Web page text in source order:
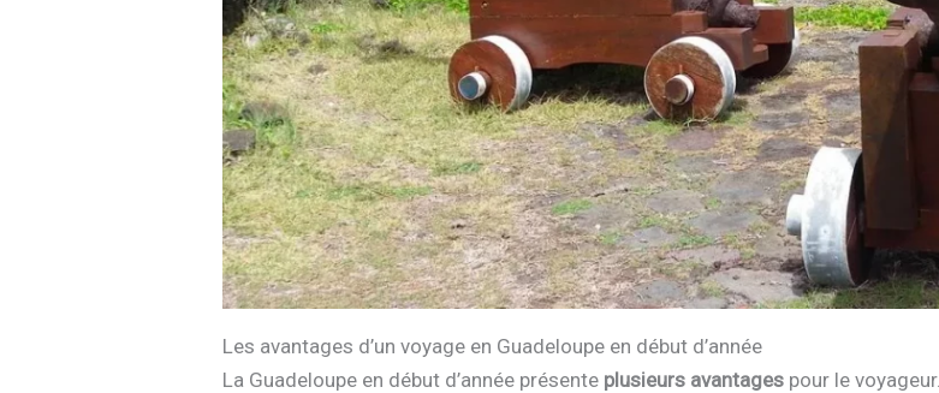
Les avantages d’un voyage en Guadeloupe en début d’année
La Guadeloupe en début d’année présente plusieurs avantages pour le voyageur.